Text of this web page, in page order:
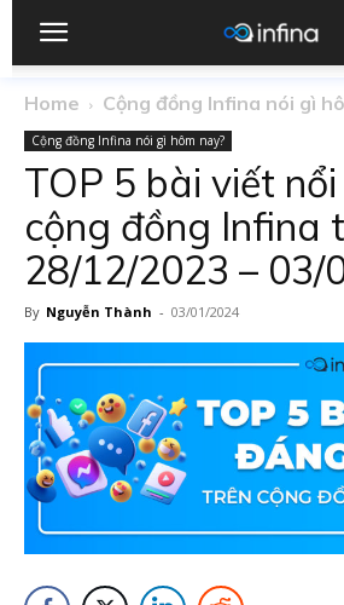
Home Cộng đồng Infina nói gì
Cộng đồng Infina nói gì hôm nay?
TOP 5 bài viết
cộng đồng Infina
28/12/2023 – 03/
By Nguyễn Thành - 03/01/2024